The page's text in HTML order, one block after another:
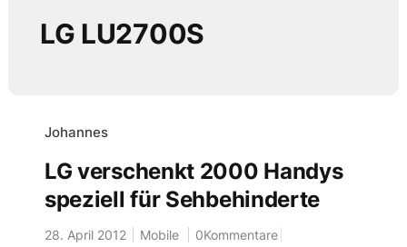
LG LU2700S
Johannes
LG verschenkt 2000 Handys
speziell für Sehbehinderte
28. April 2012 Mobile 0Kommentare